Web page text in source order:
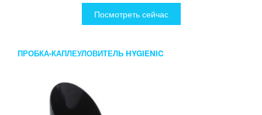
Посмотреть сейчас
ПРОБКА-КАПЛЕУЛОВИТЕЛЬ HYGIENIC